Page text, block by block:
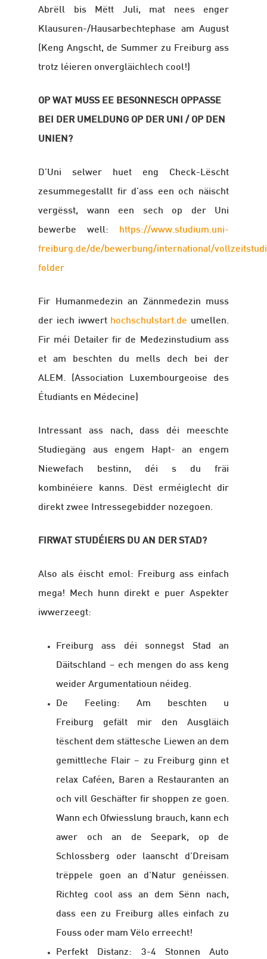
Abrëll bis Mëtt Juli, mat nees enger
Klausuren-/Hausarbechtephase am August
(Keng Angscht, de Summer zu Freiburg ass
trotz léieren onvergläichlech cool!)
OP WAT MUSS EE BESONNESCH OPPASSE
BEI DER UMELDUNG OP DER UNI / OP DEN
UNIEN?
D’Uni selwer huet eng Check-Lëscht
zesummegestallt fir d’ass een och näischt
vergësst, wann een sech op der Uni
bewerbe well: https://www.studium.uni-
freiburg.de/de/bewerbung/international/
folder
Fir Humanmedezin an Zännmedezin muss
der iech iwwert hochschulstart.de umellen.
Fir méi Detailer fir de Medezinstudium ass
et am beschten du mells dech bei der
ALEM. (Association Luxembourgeoise des
Étudiants en Médecine)
Intressant ass nach, dass déi meeschte
Studiegäng aus engem Hapt- an engem
Niewefach bestinn, déi s du fräi
kombinéiere kanns. Dëst erméiglecht dir
direkt zwee Intressegebidder nozegoen.
FIRWAT STUDÉIERS DU AN DER STAD?
Also als éischt emol: Freiburg ass einfach
mega! Mech hunn direkt e puer Aspekter
iwwerzeegt:
Freiburg ass déi sonnegst Stad an
Däitschland – ech mengen do ass keng
weider Argumentatioun néideg.
De Feeling: Am beschten u
Freiburg gefält mir den Ausgläich
tëschent dem stättesche Liewen an dem
gemittleche Flair – zu Freiburg ginn et
relax Caféen, Baren a Restauranten an
och vill Geschäfter fir shoppen ze goen.
Wann ech Ofwiesslung brauch, kann ech
awer och an de Seepark, op de
Schlossberg oder laanscht d’Dreisam
trëppele goen an d’Natur genéissen.
Richteg cool ass an dem Sënn nach,
dass een zu Freiburg alles einfach zu
Fouss oder mam Vëlo erreecht!
Perfekt Distanz: 3-4 Stonnen Auto